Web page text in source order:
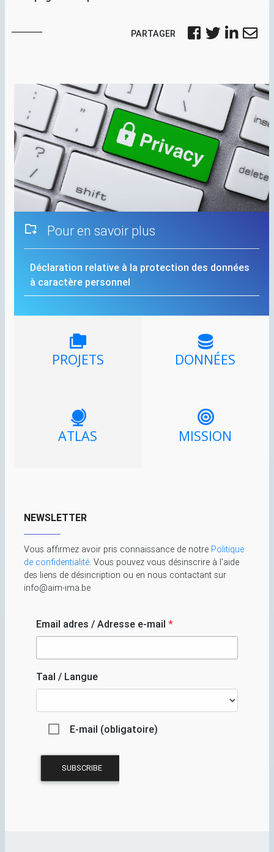
PARTAGER
Pour en savoir plus
Déclaration relative à la protection des données
à caractère personnel
PROJETS DONNÉES
ATLAS MISSION
NEWSLETTER
Vous affirmez avoir pris connaissance de notre Politique
de confidentialité. Vous pouvez vous désinscrire à l'aide
des liens de désincription ou en nous contactant sur
info@aim-ima.be
Email adres / Adresse e-mail *
Taal / Langue
E-mail (obligatoire)